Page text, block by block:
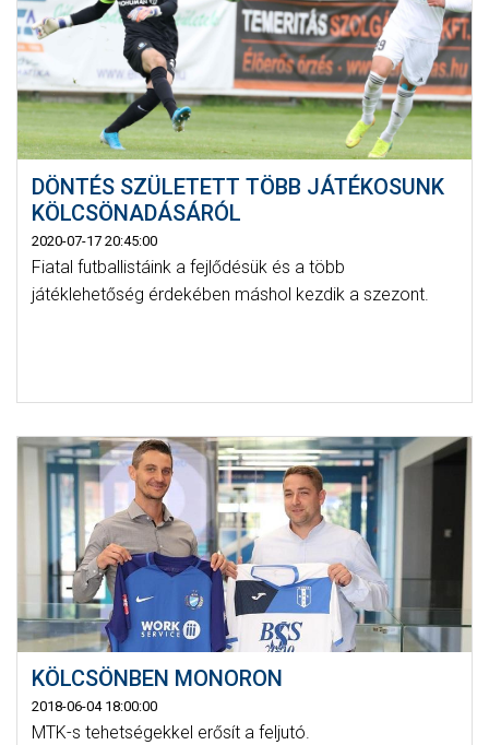
DÖNTÉS SZÜLETETT TÖBB JÁTÉKOSUNK
KÖLCSÖNADÁSÁRÓL
2020-07-17 20:45:00
Fiatal futballistáink a fejlődésük és a több
játéklehetőség érdekében máshol kezdik a szezont.
KÖLCSÖNBEN MONORON
2018-06-04 18:00:00
MTK-s tehetségekkel erősít a feljutó.